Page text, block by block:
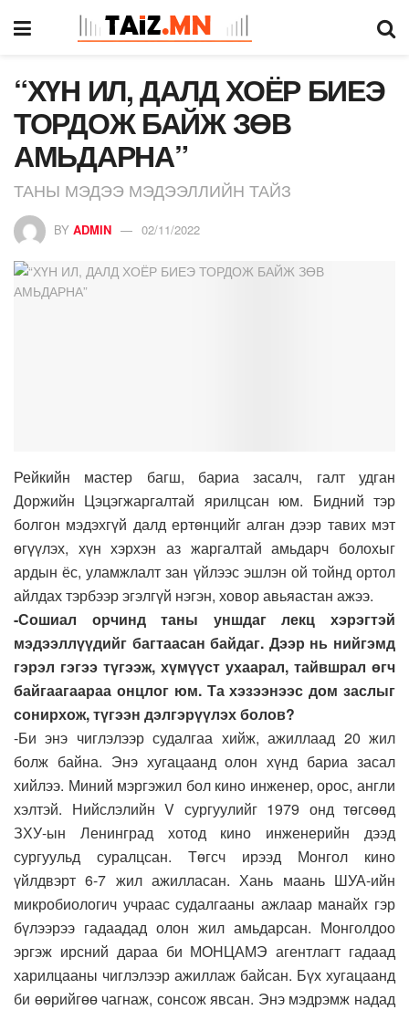
“ХҮН ИЛ, ДАЛД ХОЁР БИЕЭ
ТОРДОЖ БАЙЖ ЗӨВ
АМЬДАРНА”
ТАНЫ МЭДЭЭ МЭДЭЭЛЛИЙН ТАЙЗ
BY ADMIN 02/11/2022
Рейкийн мастер багш, бариа засалч, галт удган
Доржийн Цэцэгжаргалтай ярилцсан юм. Бидний тэр
болгон мэдэхгүй далд ертөнцийг алган дээр тавих мэт
өгүүлэх, хүн хэрхэн аз жаргалтай амьдарч болохыг
ардын ёс, уламжлалт зан үйлээс эшлэн ой тойнд ортол
айлдах тэрбээр эгэлгүй нэгэн, ховор авьяастан ажээ.
-Сошиал орчинд таны уншдаг лекц хэрэгтэй
мэдээллүүдийг багтаасан байдаг. Дээр нь нийгэмд
гэрэл гэгээ түгээж, хүмүүст ухаарал, тайвшрал өгч
байгаагаараа онцлог юм. Та хэзээнээс дом заслыг
сонирхож, түгээн дэлгэрүүлэх болов?
-Би энэ чиглэлээр судалгаа хийж, ажиллаад 20 жил
болж байна. Энэ хугацаанд олон хүнд бариа засал
хийлээ. Миний мэргэжил бол кино инженер, орос, англи
хэлтэй. Нийслэлийн V сургуулийг 1979 онд төгсөөд
ЗХУ-ын Ленинград хотод кино инженерийн дээд
сургуульд суралцсан. Төгсч ирээд Монгол кино
үйлдвэрт 6-7 жил ажилласан. Хань маань ШУА-ийн
микробиологич учраас судалгааны ажлаар манайх гэр
бүлээрээ гадаадад олон жил амьдарсан. Монголдоо
эргэж ирсний дараа би МОНЦАМЭ агентлагт гадаад
харилцааны чиглэлээр ажиллаж байсан. Бүх хугацаанд
би өөрийгөө чагнаж, сонсож явсан. Энэ мэдрэмж надад